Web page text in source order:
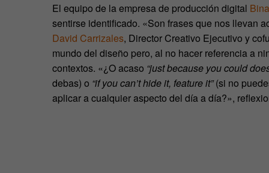
El equipo de la empresa de producción digital
sentirse identificado. «Son frases que nos llevan
David Carrizales, Director Creativo Ejecutivo y
mundo del diseño pero, al no hacer referencia a
contextos. «¿O acaso “just because you could
debas) o “if you can’t hide it, feature it”(si no
aplicar a cualquier aspecto del día a día?»,